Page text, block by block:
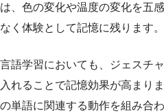
は、色の変化や温度の変化を五
なく体験として記憶に残ります。
言語学習においても、ジェスチ
入れることで記憶効果が高まり
の単語に関連する動作を組み合